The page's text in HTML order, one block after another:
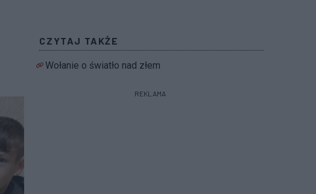
CZYTAJ TAKŻE
Wołanie o światło nad złem
REKLAMA